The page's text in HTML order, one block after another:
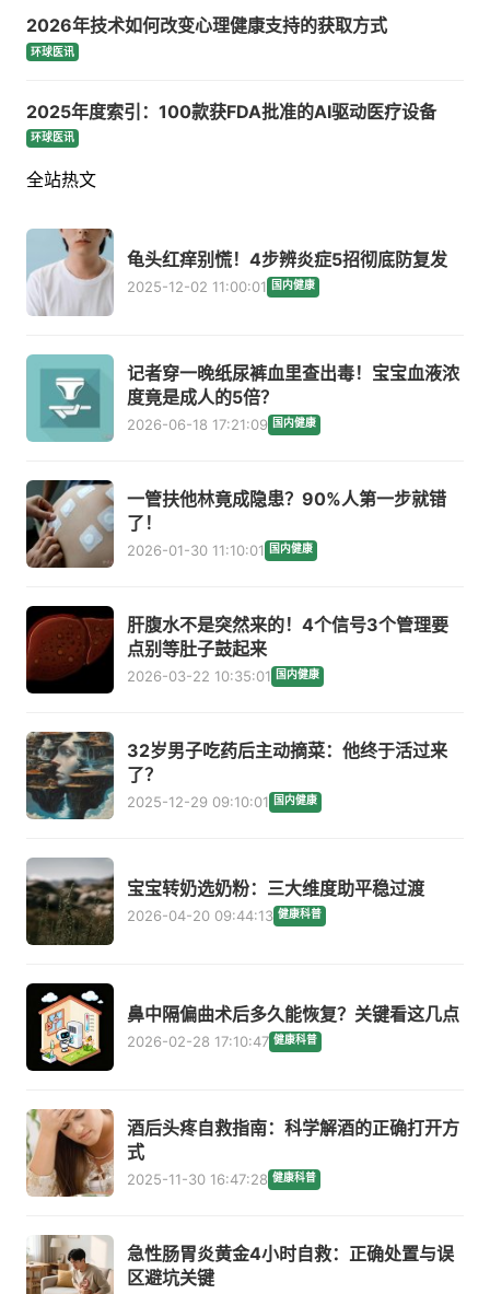
2026年技术如何改变心理健康支持的获取方式
环球医讯
2025年度索引：100款获FDA批准的AI驱动医疗设备
环球医讯
全站热文
龟头红痒别慌！4步辨炎症5招彻底防复发
2025-12-02 11:00:01 国内健康
记者穿一晚纸尿裤血里查出毒！宝宝血液浓
度竟是成人的5倍？
2026-06-18 17:21:09 国内健康
一管扶他林竟成隐患？90%人第一步就错
了！
2026-01-30 11:10:01 国内健康
肝腹水不是突然来的！4个信号3个管理要
点别等肚子鼓起来
2026-03-22 10:35:01 国内健康
32岁男子吃药后主动摘菜：他终于活过来
了？
2025-12-29 09:10:01 国内健康
宝宝转奶选奶粉：三大维度助平稳过渡
2026-04-20 09:44:13 健康科普
鼻中隔偏曲术后多久能恢复？关键看这几点
2026-02-28 17:10:47 健康科普
酒后头疼自救指南：科学解酒的正确打开方
式
2025-11-30 16:47:28 健康科普
急性肠胃炎黄金4小时自救：正确处置与误
区避坑关键